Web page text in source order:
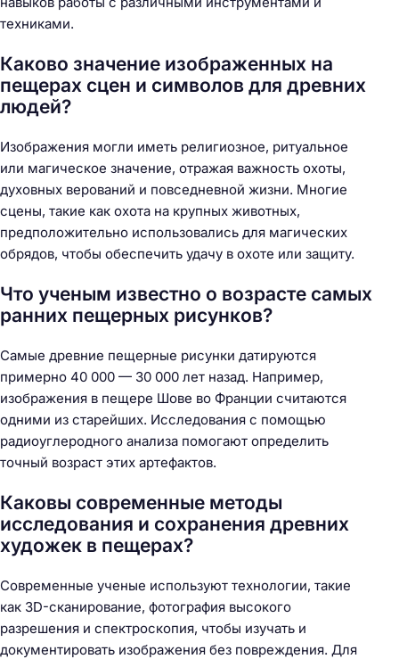
техниками.
Каково значение изображенных на
пещерах сцен и символов для древних
людей?
Изображения могли иметь религиозное, ритуальное
или магическое значение, отражая важность охоты,
духовных верований и повседневной жизни. Многие
сцены, такие как охота на крупных животных,
предположительно использовались для магических
обрядов, чтобы обеспечить удачу в охоте или защиту.
Что ученым известно о возрасте самых
ранних пещерных рисунков?
Самые древние пещерные рисунки датируются
примерно 40 000 — 30 000 лет назад. Например,
изображения в пещере Шове во Франции считаются
одними из старейших. Исследования с помощью
радиоуглеродного анализа помогают определить
точный возраст этих артефактов.
Каковы современные методы
исследования и сохранения древних
художек в пещерах?
Современные ученые используют технологии, такие
как 3D-сканирование, фотография высокого
разрешения и спектроскопия, чтобы изучать и
документировать изображения без повреждения. Для